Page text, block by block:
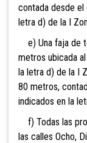
contada desde el
letra d) de la I
e) Una faja de
metros ubicada
la letra d) de la I
80 metros,
indicados en la
f) Todas las
las calles Ocho,